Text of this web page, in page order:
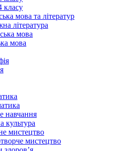
класу
мова та літератур
література
мова
мова
навчання
культура
мистецтво
мистецтво